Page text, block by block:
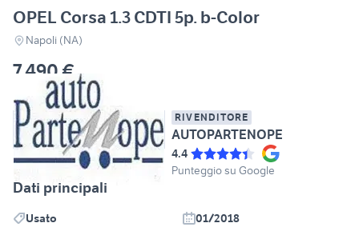
OPEL Corsa 1.3 CDTI 5p. b-Color
Napoli (NA)
7.490 €
RIVENDITORE
AUTOPARTENOPE
4.4
Punteggio su Google
Dati principali
Usato
01/2018